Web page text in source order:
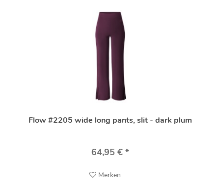
Flow #2205 wide long pants, slit - dark plum
64,95 € *
Merken